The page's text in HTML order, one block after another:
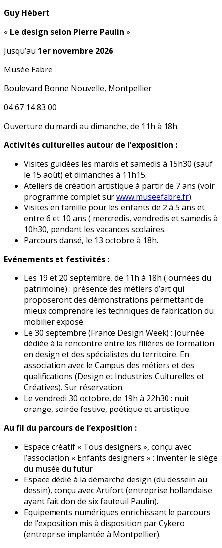
Guy Hébert
« Le design selon Pierre Paulin »
Jusqu’au 1er novembre 2026
Musée Fabre
Boulevard Bonne Nouvelle, Montpellier
04 67 14 83 00
Ouverture du mardi au dimanche, de 11h à 18h.
Activités culturelles autour de l’exposition :
Visites guidées les mardis et samedis à 15h30 (sauf
le 15 août) et dimanches à 11h15.
Ateliers de création artistique à partir de 7 ans (voir
programme complet surwww.museefabre.fr).
Visites en famille pour les enfants de 2 à 5 ans et
entre 6 et 10 ans ( mercredis, vendredis et samedis à
10h30, pendant les vacances scolaires.
Parcours dansé, le 13 octobre à 18h.
Evénements et festivités :
Les 19 et 20 septembre, de 11h à 18h (Journées du
patrimoine) : présence des métiers d’art qui
proposeront des démonstrations permettant de
mieux comprendre les techniques de fabrication du
mobilier exposé.
Le 30 septembre (France Design Week) : Journée
dédiée à la rencontre entre les filières de formation
en design et des spécialistes du territoire. En
association avec le Campus des métiers et des
qualifications (Design et Industries Culturelles et
Créatives). Sur réservation.
Le vendredi 30 octobre, de 19h à 22h30 : nuit
orange, soirée festive, poétique et artistique.
Au fil du parcours de l’exposition :
Espace créatif « Tous designers », conçu avec
l’association « Enfants designers » : inventer le siège
du musée du futur
Espace dédié à la démarche design (du dessein au
dessin), conçu avec Artifort (entreprise hollandaise
ayant fait don de six fauteuil Paulin).
Equipements numériques enrichissant le parcours
de l’exposition mis à disposition par Cykero
(entreprise implantée à Montpellier).